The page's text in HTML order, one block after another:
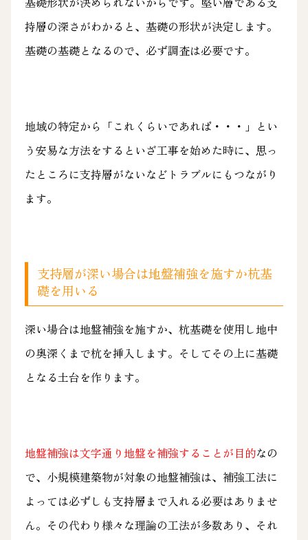
持層の深さがわかると、基礎の形状が決定します。
基礎の基礎となるので、必ず調査は必要です。
地域の特定から「これくらいであれば・・・」とい
う安易な方法をするといざ工事を始めた時に、思っ
たところに支持層がないなどトラブルにもつながり
ます。
支持層が深い場合は地盤補強を施すか杭基
礎を用いる
深い場合は地盤補強を施すか、杭基礎を使用し地中
の奥深くまで杭を挿入します。そしてその上に基礎
となる土台を作ります。
地盤補強は文字通り地盤を補強することが目的なの
で、小規模建築物が対象の地盤補強は、補強工法に
よっては必ずしも支持層まで入れる必要はありませ
ん。その代わり様々な理論の工法が多数あり、それ